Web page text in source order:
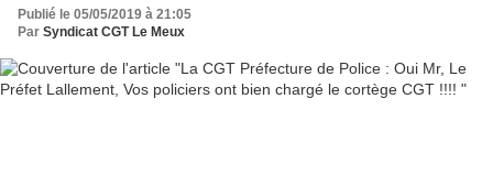
Publié le 05/05/2019 à 21:05
Par Syndicat CGT Le Meux